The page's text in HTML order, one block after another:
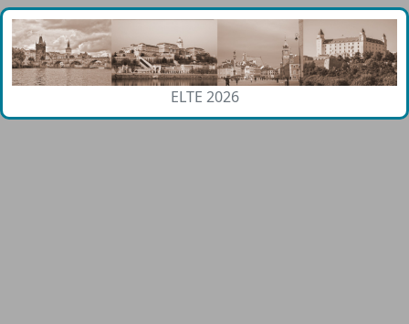
ELTE 2026